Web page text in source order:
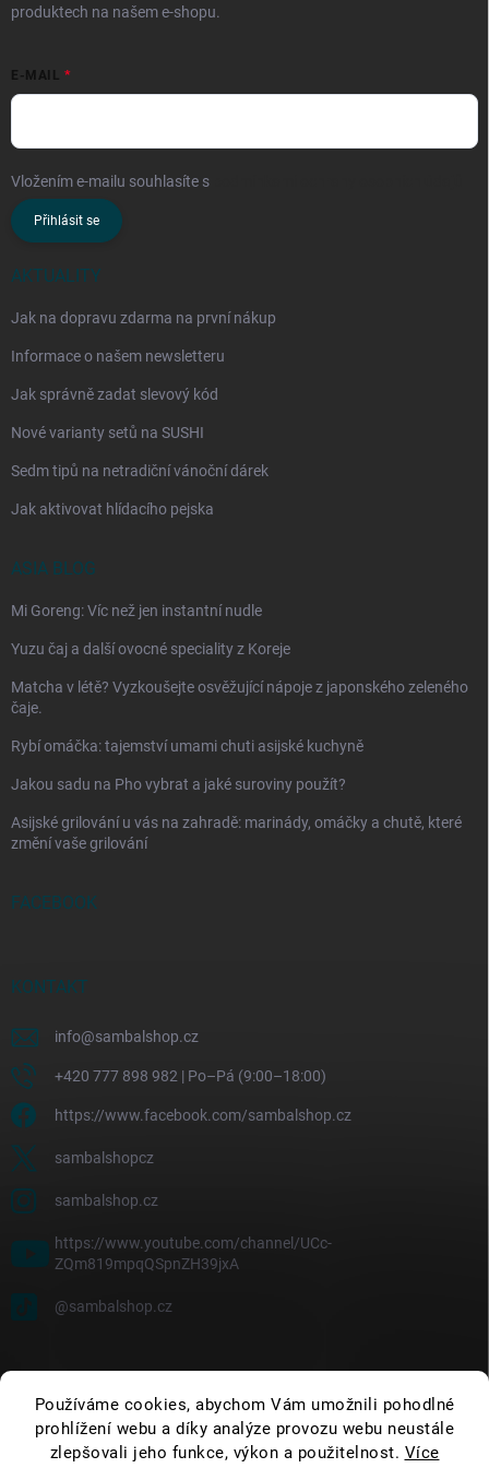
Používáme cookies, abychom Vám umožnili pohodlné
prohlížení webu a díky analýze provozu webu neustále
zlepšovali jeho funkce, výkon a použitelnost. Více
produktech na našem e-shopu.
E-MAIL
Vložením e-mailu souhlasíte s
Přihlásit se
AKTUALITY
Jak na dopravu zdarma na první nákup
Informace o našem newsletteru
Jak správně zadat slevový kód
Nové varianty setů na SUSHI
Sedm tipů na netradiční vánoční dárek
Jak aktivovat hlídacího pejska
ASIA BLOG
Mi Goreng: Víc než jen instantní nudle
Yuzu čaj a další ovocné speciality z Koreje
Matcha v létě? Vyzkoušejte osvěžující nápoje z japonského zeleného
čaje.
Rybí omáčka: tajemství umami chuti asijské kuchyně
Jakou sadu na Pho vybrat a jaké suroviny použít?
Asijské grilování u vás na zahradě: marinády, omáčky a chutě, které
změní vaše grilování
FACEBOOK
KONTAKT
info@sambalshop.cz
+420 777 898 982 | Po–Pá (9:00–18:00)
https://www.facebook.com/sambalshop.cz
sambalshopcz
sambalshop.cz
https://www.youtube.com/channel/UCc-
ZQm819mpqQSpnZH39jxA
@sambalshop.cz